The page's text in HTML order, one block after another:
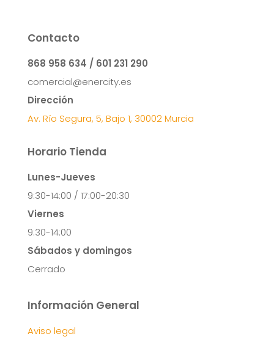
Contacto
868 958 634 / 601 231 290
comercial@enercity.es
Dirección
Av. Río Segura, 5, Bajo 1, 30002 Murcia
Horario Tienda
Lunes-Jueves
9:30-14:00 / 17:00-20:30
Viernes
9:30-14:00
Sábados y domingos
Cerrado
Información General
Aviso legal